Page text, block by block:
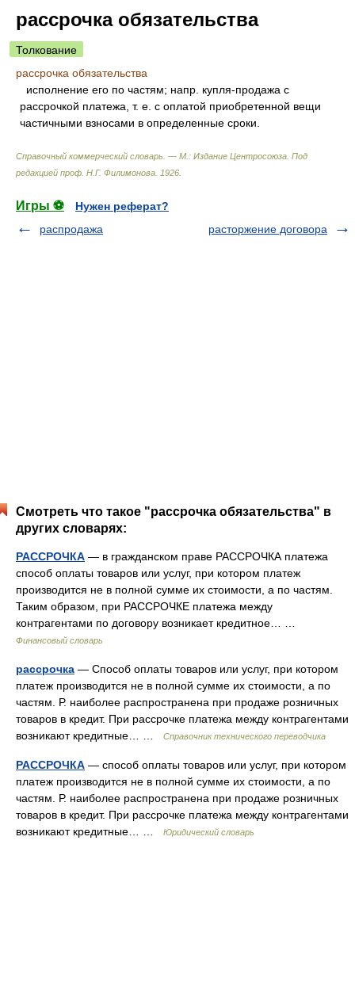
рассрочка обязательства
Толкование
рассрочка обязательства
исполнение его по частям; напр. купля-продажа с
рассрочкой платежа, т. е. с оплатой приобретенной вещи
частичными взносами в определенные сроки.
Справочный коммерческий словарь. — М.: Издание Центросоюза Под
редакцией проф. Н.Г. Филимонова 1926
Игры ⚽
Нужен реферат?
распродажа
расторжение договора
Смотреть что такое "рассрочка обязательства" в
других словарях:
РАССРОЧКА — в гражданском праве РАССРОЧКА платежа
способ оплаты товаров или услуг, при котором платеж
производится не в полной сумме их стоимости, а по частям.
Таким образом, при РАССРОЧКЕ платежа между
контрагентами по договору возникает кредитное… …
Финансовый словарь
рассрочка — Способ оплаты товаров или услуг, при котором
платеж производится не в полной сумме их стоимости, а по
частям. Р. наиболее распространена при продаже розничных
товаров в кредит. При рассрочке платежа между контрагентами
возникают кредитные… …
Справочник технического переводчика
РАССРОЧКА — способ оплаты товаров или услуг, при котором
платеж производится не в полной сумме их стоимости, а по
частям. Р. наиболее распространена при продаже розничных
товаров в кредит. При рассрочке платежа между контрагентами
возникают кредитные… …
Юридический словарь